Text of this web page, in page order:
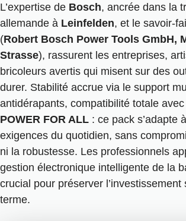
L’expertise de Bosch, ancrée dans la
allemande à Leinfelden, et le savoir-
(Robert Bosch Power Tools GmbH,
Strasse), rassurent les entreprises,
bricoleurs avertis qui misent sur des
durer. Stabilité accrue via le support
antidérapants, compatibilité totale avec
POWER FOR ALL : ce pack s’adapte
exigences du quotidien, sans
ni la robustesse. Les professionnels
gestion électronique intelligente de la
crucial pour préserver l’investissement
terme.